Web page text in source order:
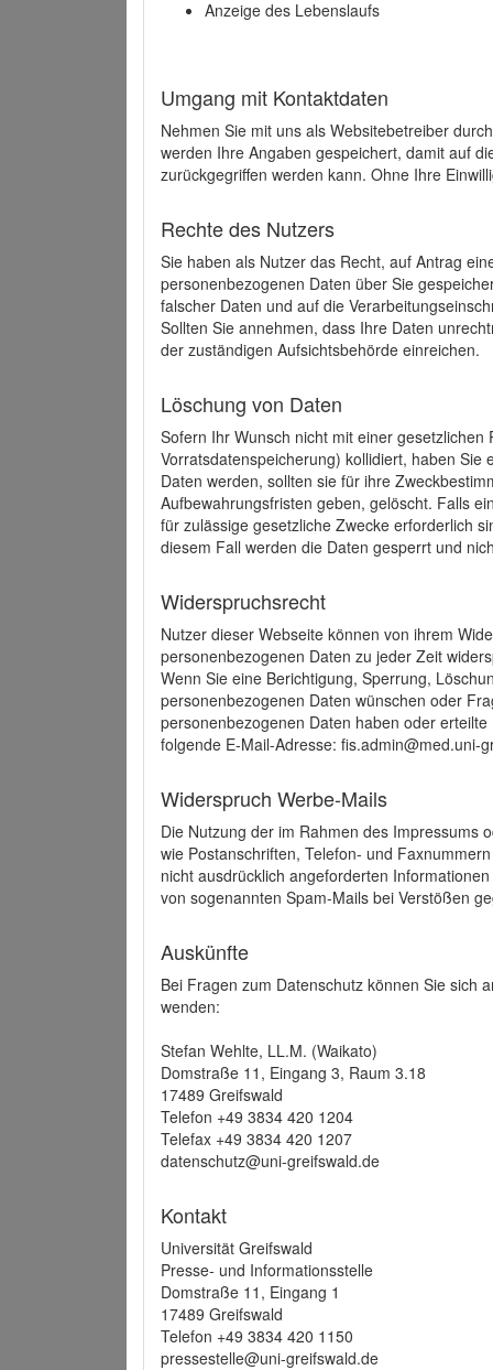
Anzeige des Lebenslaufs
Umgang mit Kontaktdaten
Nehmen Sie mit uns als Websitebetreiber
werden Ihre Angaben gespeichert, damit auf
zurückgegriffen werden kann. Ohne Ihre
Rechte des Nutzers
Sie haben als Nutzer das Recht, auf Antrag
personenbezogenen Daten über Sie
falscher Daten und auf die
Sollten Sie annehmen, dass Ihre Daten
der zuständigen Aufsichtsbehörde einreichen.
Löschung von Daten
Sofern Ihr Wunsch nicht mit einer
Vorratsdatenspeicherung) kollidiert, haben
Daten werden, sollten sie für ihre
Aufbewahrungsfristen geben, gelöscht. Falls
für zulässige gesetzliche Zwecke erforderlich
diesem Fall werden die Daten gesperrt und
Widerspruchsrecht
Nutzer dieser Webseite können von ihrem
personenbezogenen Daten zu jeder Zeit
Wenn Sie eine Berichtigung, Sperrung,
personenbezogenen Daten wünschen oder
personenbezogenen Daten haben oder
folgende E-Mail-Adresse: fis.admin@med.uni-
Widerspruch Werbe-Mails
Die Nutzung der im Rahmen des Impressums
wie Postanschriften, Telefon- und
nicht ausdrücklich angeforderten
von sogenannten Spam-Mails bei Verstößen
Auskünfte
Bei Fragen zum Datenschutz können Sie sich
wenden:
Stefan Wehlte, LL.M. (Waikato)
Domstraße 11, Eingang 3, Raum 3.18
17489 Greifswald
Telefon +49 3834 420 1204
Telefax +49 3834 420 1207
datenschutz@uni-greifswald.de
Kontakt
Universität Greifswald
Presse- und Informationsstelle
Domstraße 11, Eingang 1
17489 Greifswald
Telefon +49 3834 420 1150
pressestelle@uni-greifswald.de